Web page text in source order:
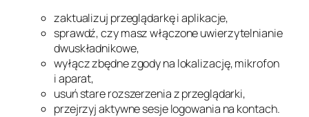
zaktualizuj przeglądarkę i aplikacje,
sprawdź, czy masz włączone uwierzytelnianie
dwuskładnikowe,
wyłącz zbędne zgody na lokalizację, mikrofon
i aparat,
usuń stare rozszerzenia z przeglądarki,
przejrzyj aktywne sesje logowania na kontach.